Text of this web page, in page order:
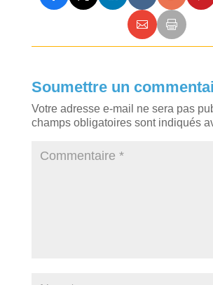
Soumettre un
Votre adresse e-mail ne sera pas
champs obligatoires sont indiqués